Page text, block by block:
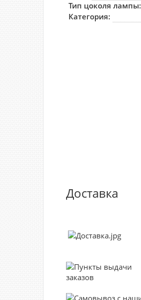
Тип цоколя лампы:
Категория:
Доставка